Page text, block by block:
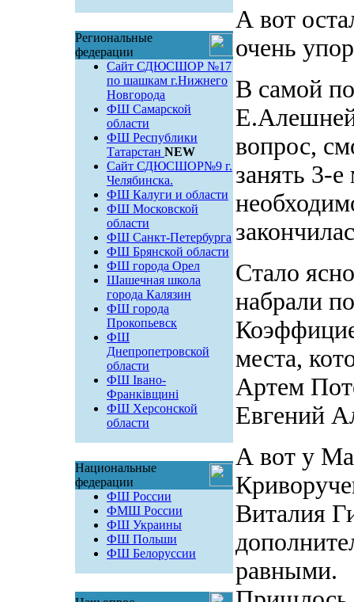
Региональные
федерации
Сайт СДЮСШОР №17
по шашкам г.Нижнего
Новгорода
ФШ Самарской
области
ФШ Республики
Татарстан NEW
Сайт СДЮСШОР№9 г.
Челябинска.
ФШ Калуги и области
ФШ Московской
области
ФШ Санкт-Петербурга
ФШ Брянской области
ФШ города Орел
Шашечная школа
города Калязин
ФШ города
Прокопьевск
ФШ
Днепропетровской
области
ФШ Івано-
Франківщині
ФШ Херсонской
области
Национальные
федерации
ФШ России
ФМШ России
ФШ Украины
ФШ Польши
ФШ Белоруссии
А вот
очень
В самой
вопрос,
занять 3-
Стало
набрали
места,
Артем
Евгений
А вот у
Виталия
равными.